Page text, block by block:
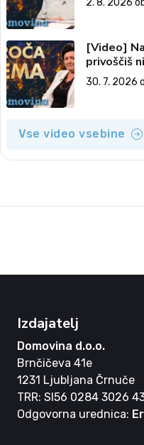
2. 8. 2026
[Video]
privoščiš
2026)
30. 7. 2026
Vse video vsebine
Izdajatelj
Domovina d.o.o.
Brnčičeva 41e
1231 Ljubljana Črnuče
TRR: SI56 0284 3026
Odgovorna urednica: